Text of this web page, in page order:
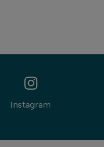
Instagram